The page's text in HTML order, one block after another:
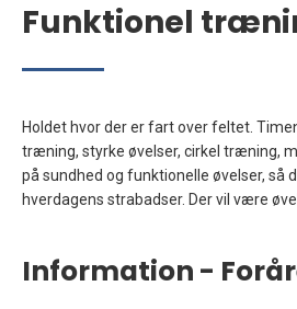
Funktionel
Holdet hvor der er fart over feltet.
træning, styrke øvelser, cirkel træning,
på sundhed og funktionelle øvelser, så
hverdagens strabadser. Der vil være
Information -